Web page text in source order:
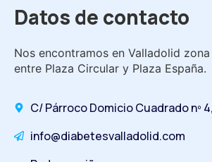
Datos de contacto
Nos encontramos en Valladolid
entre Plaza Circular y Plaza España.
C/ Párroco Domicio Cuadrado nº
info@diabetesvalladolid.com